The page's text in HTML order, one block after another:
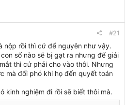
#21
nộp rồi thì cứ để nguyên như vậy.
số nào sẽ bị gạt ra nhưng để giải
thì cứ phải cho vào thôi. Nhưng
mà đối phó khi họ đến quyết toán
kinh nghiệm đi rồi sẽ biết thôi mà.